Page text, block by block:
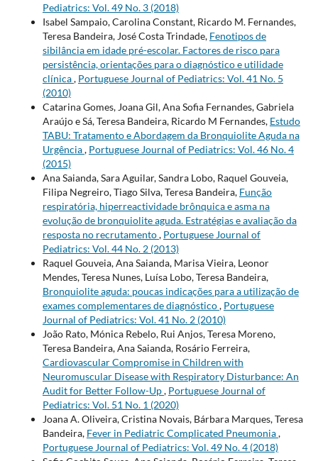
Pediatrics: Vol. 49 No. 3 (2018)
Isabel Sampaio, Carolina Constant, Ricardo M. Fernandes,
Teresa Bandeira, José Costa Trindade, Fenotipos de
sibilância em idade pré-escolar. Factores de risco para
persistência, orientações para o diagnóstico e utilidade
clínica, Portuguese Journal of Pediatrics: Vol. 41 No. 5
(2010)
Catarina Gomes, Joana Gil, Ana Sofia Fernandes, Gabriela
Araújo e Sá, Teresa Bandeira, Ricardo M Fernandes, Estudo
TABU: Tratamento e Abordagem da Bronquiolite Aguda na
Urgência, Portuguese Journal of Pediatrics: Vol. 46 No. 4
(2015)
Ana Saianda, Sara Aguilar, Sandra Lobo, Raquel Gouveia,
Filipa Negreiro, Tiago Silva, Teresa Bandeira, Função
respiratória, hiperreactividade brônquica e asma na
evolução de bronquiolite aguda. Estratégias e avaliação da
resposta no recrutamento, Portuguese Journal of
Pediatrics: Vol. 44 No. 2 (2013)
Raquel Gouveia, Ana Saianda, Marisa Vieira, Leonor
Mendes, Teresa Nunes, Luísa Lobo, Teresa Bandeira,
Bronquiolite aguda: poucas indicações para a utilização de
exames complementares de diagnóstico, Portuguese
Journal of Pediatrics: Vol. 41 No. 2 (2010)
João Rato, Mónica Rebelo, Rui Anjos, Teresa Moreno,
Teresa Bandeira, Ana Saianda, Rosário Ferreira,
Cardiovascular Compromise in Children with
Neuromuscular Disease with Respiratory Disturbance: An
Audit for Better Follow-Up, Portuguese Journal of
Pediatrics: Vol. 51 No. 1 (2020)
Joana A. Oliveira, Cristina Novais, Bárbara Marques, Teresa
Bandeira, Fever in Pediatric Complicated Pneumonia,
Portuguese Journal of Pediatrics: Vol. 49 No. 4 (2018)